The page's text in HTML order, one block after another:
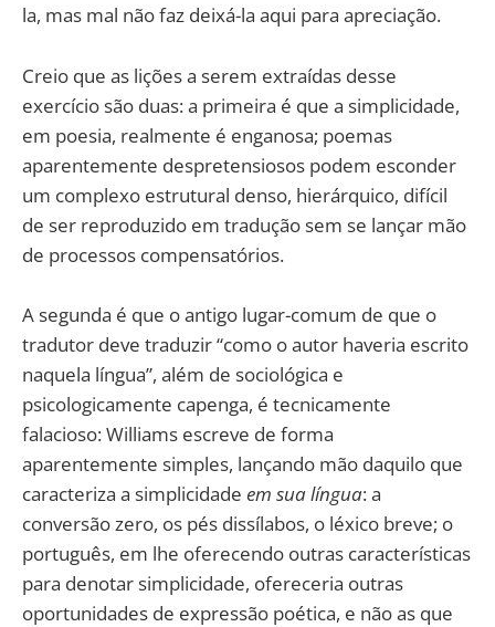
la, mas mal não faz deixá-la aqui para apreciação.
Creio que as lições a serem extraídas desse
exercício são duas: a primeira é que a simplicidade,
em poesia, realmente é enganosa; poemas
aparentemente despretensiosos podem esconder
um complexo estrutural denso, hierárquico, difícil
de ser reproduzido em tradução sem se lançar mão
de processos compensatórios.
A segunda é que o antigo lugar-comum de que o
tradutor deve traduzir “como o autor haveria escrito
naquela língua”, além de sociológica e
psicologicamente capenga, é tecnicamente
falacioso: Williams escreve de forma
aparentemente simples, lançando mão daquilo que
caracteriza a simplicidade em sua língua: a
conversão zero, os pés dissílabos, o léxico breve; o
português, em lhe oferecendo outras características
para denotar simplicidade, ofereceria outras
oportunidades de expressão poética, e não as que